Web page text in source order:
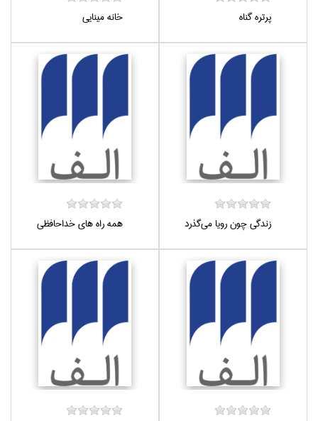
پرتره گناه خانه مينايي
زندگي چون رويا مي‌گذرد همه راه هاي خداحافظي